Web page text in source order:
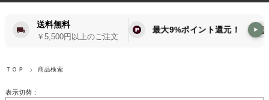
送料無料
￥5,500円以上のご注文
最大9%ポイント還元！ ▶
ＴＯＰ 商品検索
表示切替：